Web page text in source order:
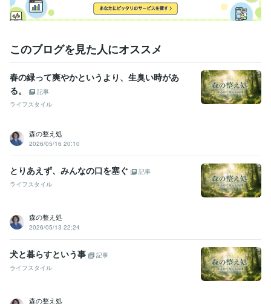
このブログを見た人にオススメ
春の緑って爽やかというより、生臭い時があ
る。
記事
ライフスタイル
森の整え処
2026/05/16 20:10
とりあえず、みんなの口を塞ぐ
記事
ライフスタイル
森の整え処
2026/05/13 22:24
犬と暮らすという事
記事
ライフスタイル
森の整え処